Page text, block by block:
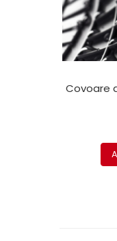
Grup electropompa
Bolturi, role si bucsi
MAMMUT LIFT
Motor electric si
Cilindru hidraulic si
Covoare